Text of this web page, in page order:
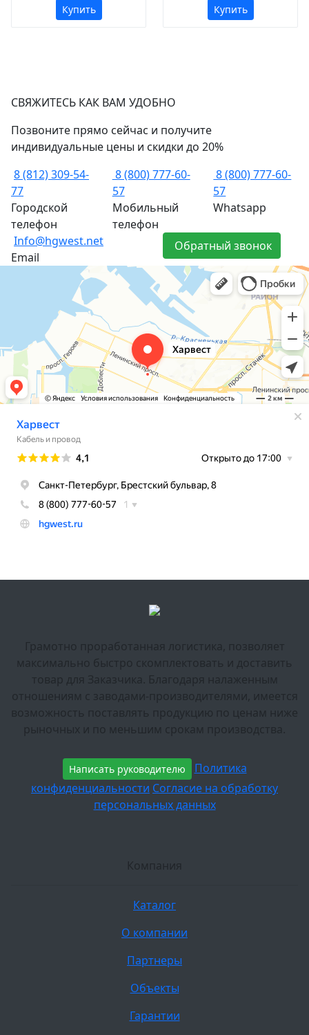
Купить Купить
СВЯЖИТЕСЬ КАК ВАМ УДОБНО
Позвоните прямо сейчас и получите
индивидуальные цены и скидки до 20%
8 (812) 309-54-
77
Городской
телефон
8 (800) 777-60-
57
Мобильный
телефон
8 (800) 777-60-
57
Whatsapp
Info@hgwest.net
Email
Обратный звонок
Грамотно проработанная логистика, позволяет
максимально быстро скомплектовать и доставить
товар для Заказчика. Благодаря налаженным
отношениям с заводами-производителями, имеется
возможность поставлять продукцию по ценам ниже
рыночных и по меньшим срокам производства.
Написать руководителю
Политика
конфиденциальности Согласие на обработку
персональных данных
Компания
Каталог
О компании
Партнеры
Объекты
Гарантии